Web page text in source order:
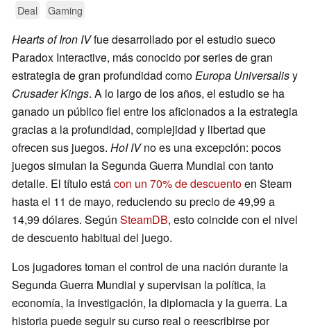
Deal Gaming
Hearts of Iron IVfue desarrollado por el estudio sueco
Paradox Interactive, más conocido por series de gran
estrategia de gran profundidad comoEuropa Universalisy
Crusader Kings. A lo largo de los años, el estudio se ha
ganado un público fiel entre los aficionados a la estrategia
gracias a la profundidad, complejidad y libertad que
ofrecen sus juegos. HoI IVno es una excepción: pocos
juegos simulan la Segunda Guerra Mundial con tanto
detalle. El título estácon un 70% de descuentoen Steam
hasta el 11 de mayo, reduciendo su precio de 49,99 a
14,99 dólares. Según SteamDB, esto coincide con el nivel
de descuento habitual del juego.
Los jugadores toman el control de una nación durante la
Segunda Guerra Mundial y supervisan la política, la
economía, la investigación, la diplomacia y la guerra. La
historia puede seguir su curso real o reescribirse por